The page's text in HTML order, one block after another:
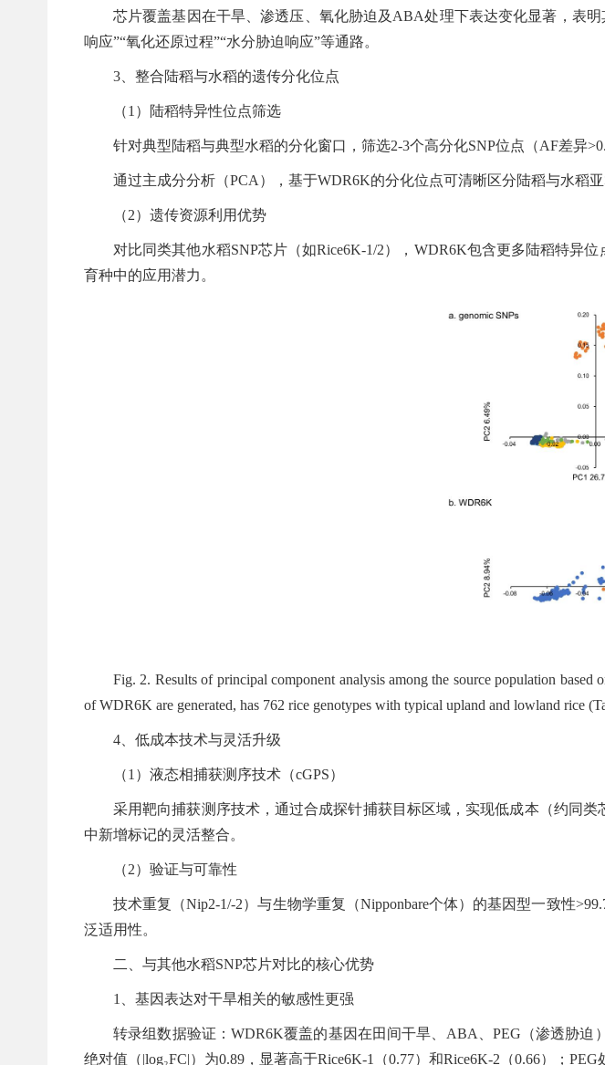
芯片覆盖基因在干旱、渗透压、氧化胁迫及ABA处理下表达变化显著，表
响应”“氧化还原过程”“水分胁迫响应”等通路。
3、整合陆稻与水稻的遗传分化位点
（1）陆稻特异性位点筛选
针对典型陆稻与典型水稻的分化窗口，筛选2-3个高分化SNP位点（AF差异
通过主成分分析（PCA），基于WDR6K的分化位点可清晰区分陆稻与水稻
（2）遗传资源利用优势
对比同类其他水稻SNP芯片（如Rice6K-1/2），WDR6K包含更多陆稻特异
育种中的应用潜力。
Fig. 2. Results of principal component analysis among the source population
of WDR6K are generated, has 762 rice genotypes with typical upland and lowland rice
4、低成本技术与灵活升级
（1）液态相捕获测序技术（cGPS）
采用靶向捕获测序技术，通过合成探针捕获目标区域，实现低成本（约同
中新增标记的灵活整合。
（2）验证与可靠性
技术重复（Nip2-1/-2）与生物学重复（Nipponbare个体）的基因型一致性
泛适用性。
二、与其他水稻SNP芯片对比的核心优势
1、基因表达对干旱相关的敏感性更强
转录组数据验证：WDR6K覆盖的基因在田间干旱、ABA、PEG（渗透胁
绝对值（|log₂FC|）为0.89，显著高于Rice6K-1（0.77）和Rice6K-2（0.66）；